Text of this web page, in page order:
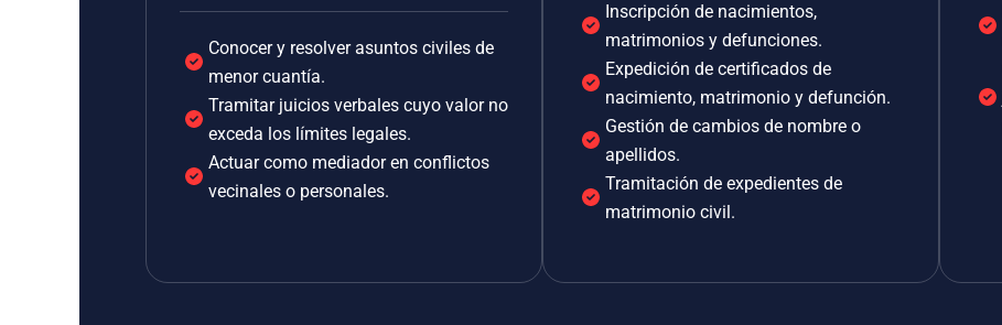
Conocer y resolver asuntos civiles de
menor cuantía.
Tramitar juicios verbales cuyo valor no
exceda los límites legales.
Actuar como mediador en conflictos
vecinales o personales.
Inscripción de nacimientos,
matrimonios y defunciones.
Expedición de certificados de
nacimiento, matrimonio y defunción.
Gestión de cambios de nombre o
apellidos.
Tramitación de expedientes de
matrimonio civil.